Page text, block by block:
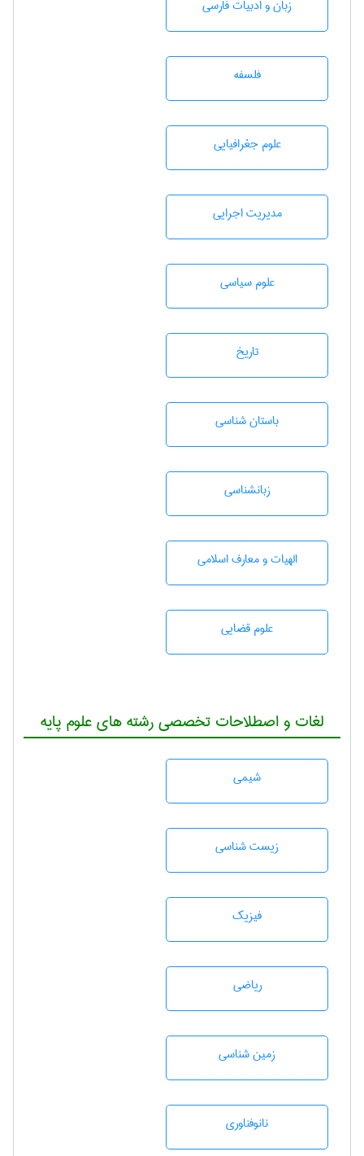
زبان و ادبيات فارسی
فلسفه
علوم جغرافيايی
مديريت اجرايی
علوم سياسی
تاريخ
باستان شناسی
زبانشناسی
الهیات و معارف اسلامی
علوم قضایی
لغات و اصطلاحات تخصصی رشته های علوم پایه
شيمی
زيست شناسی
فیزیک
رياضی
زمين شناسی
نانوفناوری